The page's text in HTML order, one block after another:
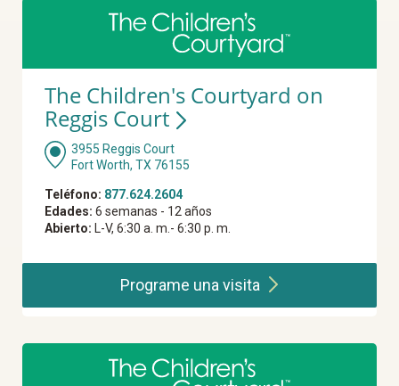
The Children's Courtyard on
Reggis Court
3955 Reggis Court
Fort Worth, TX 76155
Teléfono: 877.624.2604
Edades: 6 semanas - 12 años
Abierto: L-V, 6:30 a. m.- 6:30 p. m.
Programe unavisita